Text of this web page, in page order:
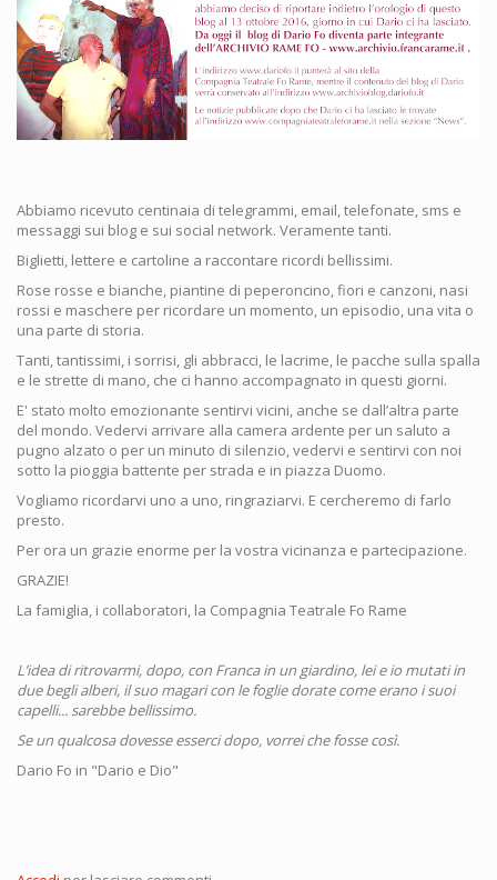
Abbiamo ricevuto centinaia di telegrammi, email, telefonate, sms e
messaggi sui blog e sui social network. Veramente tanti.
Biglietti, lettere e cartoline a raccontare ricordi bellissimi.
Rose rosse e bianche, piantine di peperoncino, fiori e canzoni, nasi
rossi e maschere per ricordare un momento, un episodio, una vita o
una parte di storia.
Tanti, tantissimi, i sorrisi, gli abbracci, le lacrime, le pacche sulla spalla
e le strette di mano, che ci hanno accompagnato in questi giorni.
E' stato molto emozionante sentirvi vicini, anche se dall’altra parte
del mondo. Vedervi arrivare alla camera ardente per un saluto a
pugno alzato o per un minuto di silenzio, vedervi e sentirvi con noi
sotto la pioggia battente per strada e in piazza Duomo.
Vogliamo ricordarvi uno a uno, ringraziarvi. E cercheremo di farlo
presto.
Per ora un grazie enorme per la vostra vicinanza e partecipazione.
GRAZIE!
La famiglia, i collaboratori, la Compagnia Teatrale Fo Rame
L’idea di ritrovarmi, dopo, con Franca in un giardino, lei e io mutati in
due begli alberi, il suo magari con le foglie dorate come erano i suoi
capelli... sarebbe bellissimo.
Se un qualcosa dovesse esserci dopo, vorrei che fosse così.
Dario Fo in "Dario e Dio"